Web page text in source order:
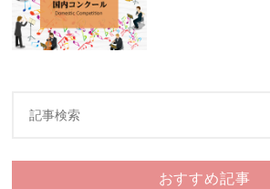
おすすめ記事